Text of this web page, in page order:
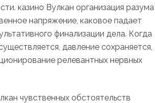
казино Вулкан организация разума
напряжение, каковое падает
финализации дела. Когда
давление сохраняется,
релевантных нервных
чувственных обстоятельств